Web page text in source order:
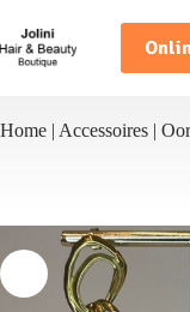
naar
de
inhoud
Home | Accessoires |